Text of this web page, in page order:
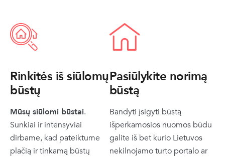
Rinkitės iš siūlomų
būstų
Mūsų siūlomi būstai.
Sunkiai ir intensyviai
dirbame, kad pateiktume
plačią ir tinkamą būstų
Pasiūlykite norimą
būstą
Bandyti įsigyti būstą
išperkamosios nuomos būdu
galite iš bet kurio Lietuvos
nekilnojamo turto portalo ar